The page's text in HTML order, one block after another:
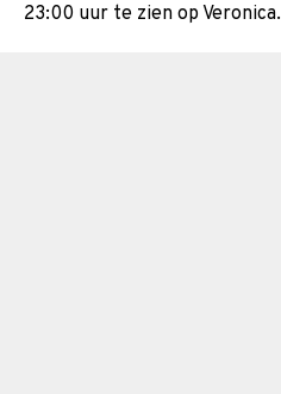
23:00 uur te zien op Veronica.